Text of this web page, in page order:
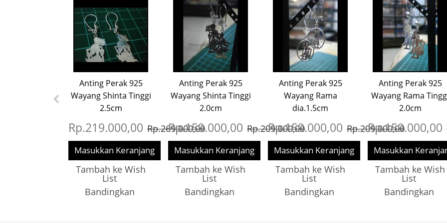
Anting Perak 925
Wayang Shinta Tinggi
2.5cm
Rp.219.000,00 Rp.269.000,00
Masukkan Keranjang
Tambah ke Wish
List
Bandingkan
Anting Perak 925
Wayang Shinta Tinggi
2.0cm
Rp.159.000,00 Rp.209.000,00
Masukkan Keranjang
Tambah ke Wish
List
Bandingkan
Anting Perak 925
Wayang Rama
dia.1.5cm
Rp.159.000,00 Rp.209.000,00
Masukkan Keranjang
Tambah ke Wish
List
Bandingkan
Anting Perak 925
Wayang Rama
2.0cm
Rp.159.000,00
Masukkan
Tambah ke Wish
List
Bandingkan